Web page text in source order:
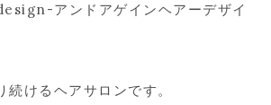
アンドアゲインヘアーデザイ
続けるヘアサロンです。